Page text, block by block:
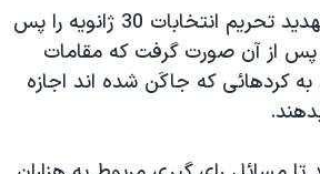
احزاب کرد در عراق، تهديد تحريم انتخابات 30 ژانويه را پس
پس از آن صورت گرفت که مقامات
کردهائی که جاکَن شده اند اجازه